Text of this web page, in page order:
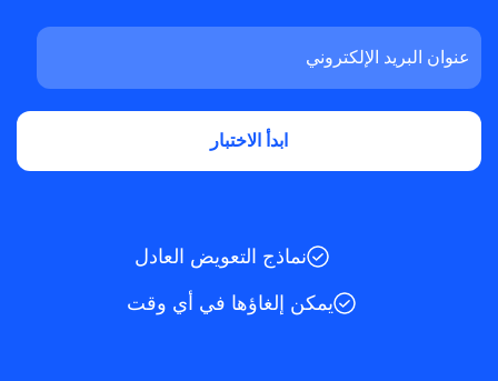
نماذج التعويض العادل
يمكن إلغاؤها في أي وقت